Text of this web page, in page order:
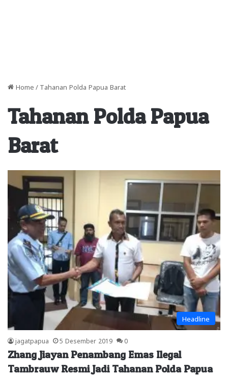
Home / Tahanan Polda Papua Barat
Tahanan Polda Papua
Barat
Headline
jagatpapua 5 Desember 2019 0
Zhang Jiayan Penambang Emas Ilegal
Tambrauw Resmi Jadi Tahanan Polda Papua